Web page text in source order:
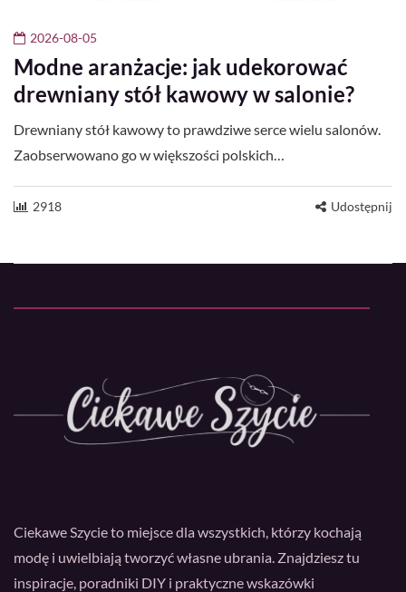
2026-08-05
Modne aranżacje: jak udekorować
drewniany stół kawowy w salonie?
Drewniany stół kawowy to prawdziwe serce wielu salonów.
Zaobserwowano go w większości polskich…
2918 Udostępnij
Ciekawe Szycie to miejsce dla wszystkich, którzy kochają
modę i uwielbiają tworzyć własne ubrania. Znajdziesz tu
inspiracje, poradniki DIY i praktyczne wskazówki